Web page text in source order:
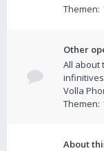
Themen:
Other
All about
Volla
Themen:
About